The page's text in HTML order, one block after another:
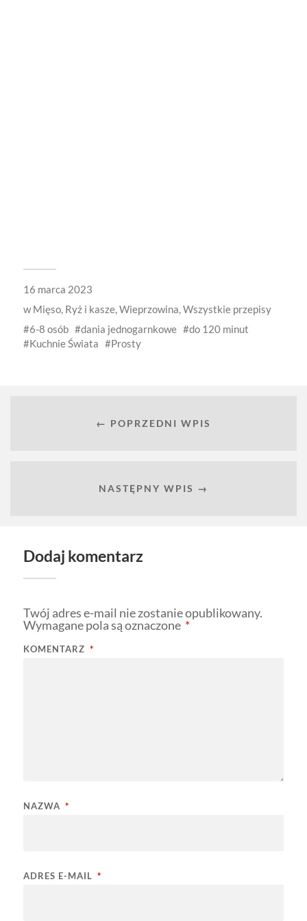
16 marca 2023
wMięso, Ryż i kasze,Wieprzowina,Wszystkie przepisy
6-8 osób
dania jednogarnkowe
do 120 minut
Kuchnie Świata
Prosty
← POPRZEDNI WPIS
NASTĘPNY WPIS →
Dodaj komentarz
Twój adres e-mail nie zostanie opublikowany.
Wymagane pola są oznaczone *
KOMENTARZ *
NAZWA *
ADRES E-MAIL *